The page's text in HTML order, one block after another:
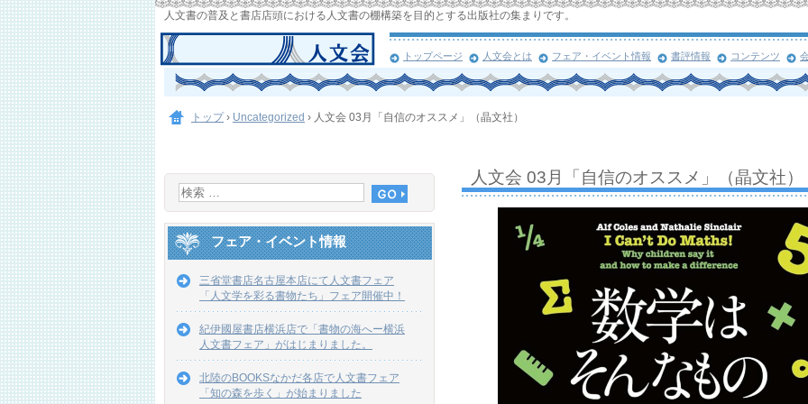
人文書の普及と書店店頭における人文書の棚構築を目的とする出版社の集まりです。
トップページ 人文会とは フェア・イベント情報 書評情報 コンテンツ
トップ › Uncategorized › 人文会 03月「自信のオススメ」（晶文社）
人文会 03月「自信のオススメ」（晶文社）
フェア・イベント情報
三省堂書店名古屋本店にて人文書フェア
「人文学を彩る書物たち」フェア開催中！
紀伊國屋書店横浜店で「書物の海へー横浜
人文書フェア」がはじまりました。
北陸のBOOKSなかだ各店で人文書フェア
「知の森を歩く」が始まりました